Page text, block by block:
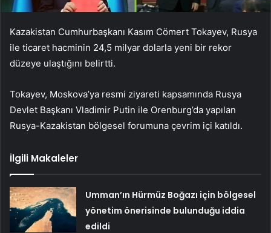
Kazakistan Cumhurbaşkanı Kasım Cömert Tokayev, Rusya
ile ticaret hacminin 24,5 milyar dolarla yeni bir rekor
düzeye ulaştığını belirtti.
Tokayev, Moskova’ya resmi ziyareti kapsamında Rusya
Devlet Başkanı Vladimir Putin ile Orenburg’da yapılan
Rusya-Kazakistan bölgesel forumuna çevrim içi katıldı.
İlgili Makaleler
Umman’ın Hürmüz Boğazı için bölgesel
yönetim önerisinde bulunduğu iddia
edildi